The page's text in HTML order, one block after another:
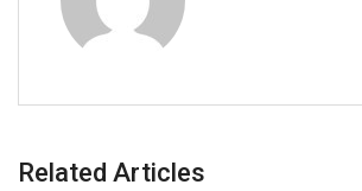
Related Articles